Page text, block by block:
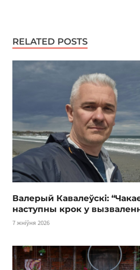
RELATED POSTS
Валерый Кавалеўскі:
наступны крок у
7 жніўня 2026